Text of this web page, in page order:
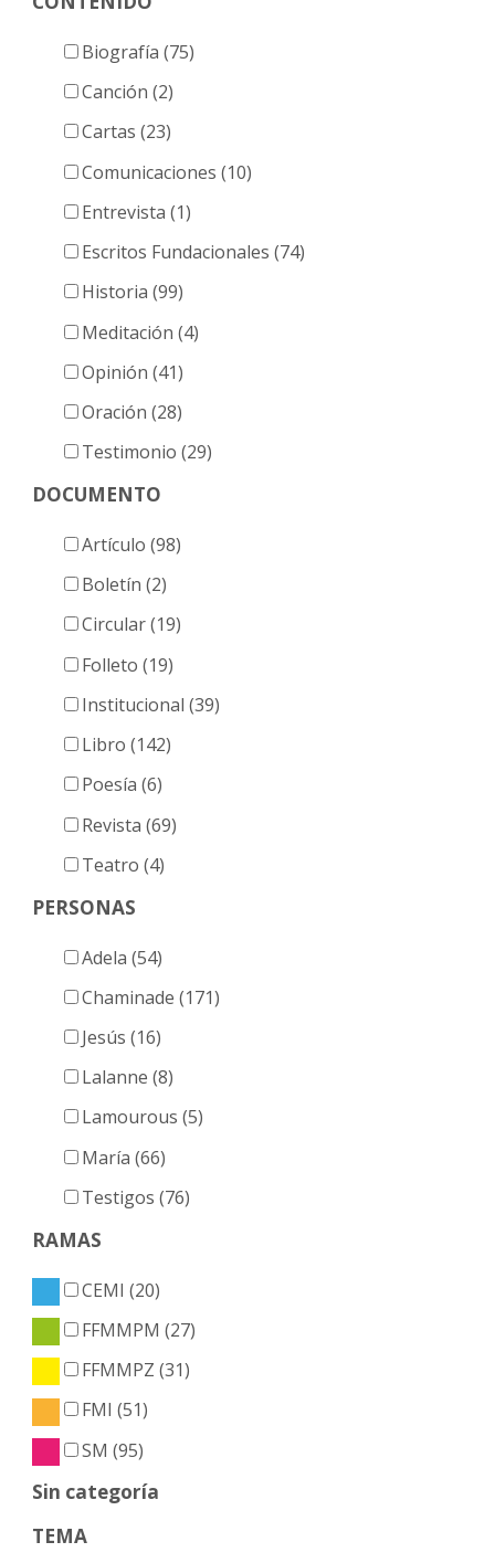
entradas
Biografía (75)
Canción (2)
Cartas (23)
Comunicaciones (10)
Entrevista (1)
Escritos Fundacionales (74)
Historia (99)
Meditación (4)
Opinión (41)
Oración (28)
Testimonio (29)
DOCUMENTO
Artículo (98)
Boletín (2)
Circular (19)
Folleto (19)
Institucional (39)
Libro (142)
Poesía (6)
Revista (69)
Teatro (4)
PERSONAS
Adela (54)
Chaminade (171)
Jesús (16)
Lalanne (8)
Lamourous (5)
María (66)
Testigos (76)
RAMAS
CEMI (20)
FFMMPM (27)
FFMMPZ (31)
FMI (51)
SM (95)
Sin categoría
TEMA